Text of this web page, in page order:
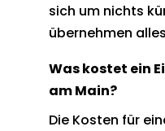
sich um nichts
übernehmen
Was kostet ein
am Main?
Die Kosten für